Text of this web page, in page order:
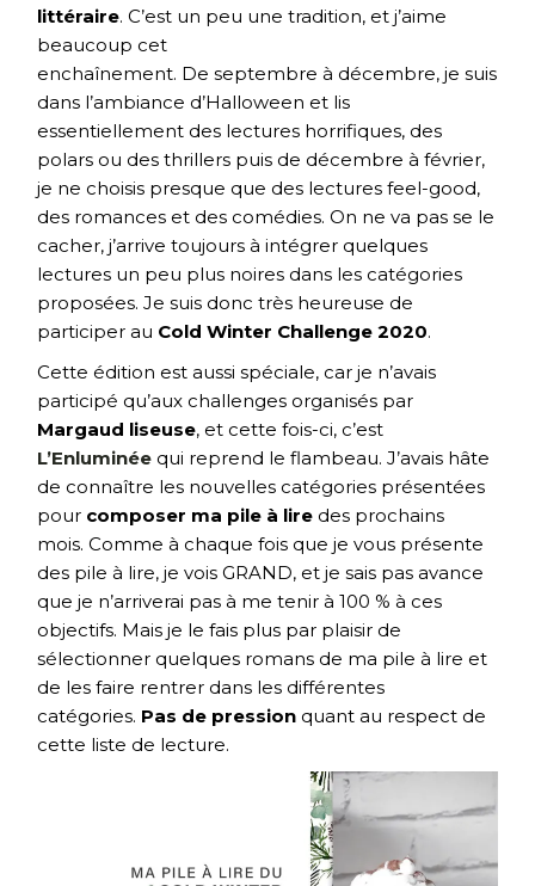
littéraire. C’est un peu une tradition, et j’aime
beaucoup cet
enchaînement. De septembre à décembre, je suis
dans l’ambiance d’Halloween et lis
essentiellement des lectures horrifiques, des
polars ou des thrillers puis de décembre à février,
je ne choisis presque que des lectures feel-good,
des romances et des comédies. On ne va pas se le
cacher, j’arrive toujours à intégrer quelques
lectures un peu plus noires dans les catégories
proposées. Je suis donc très heureuse de
participer au Cold Winter Challenge 2020.
Cette édition est aussi spéciale, car je n’avais
participé qu’aux challenges organisés par
Margaud liseuse, et cette fois-ci, c’est
L’Enluminée qui reprend le flambeau. J’avais hâte
de connaître les nouvelles catégories présentées
pour composer ma pile à lire des prochains
mois. Comme à chaque fois que je vous présente
des pile à lire, je vois GRAND, et je sais pas avance
que je n’arriverai pas à me tenir à 100 % à ces
objectifs. Mais je le fais plus par plaisir de
sélectionner quelques romans de ma pile à lire et
de les faire rentrer dans les différentes
catégories. Pas de pression quant au respect de
cette liste de lecture.